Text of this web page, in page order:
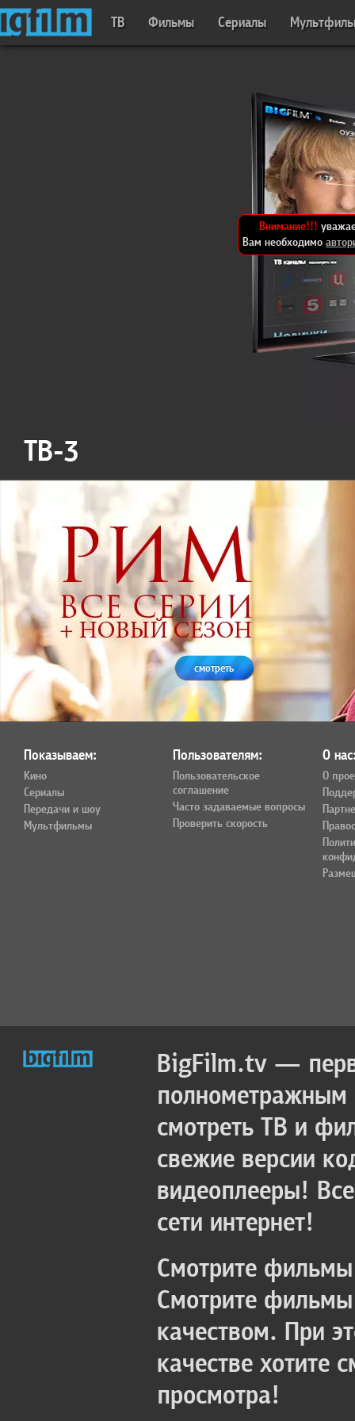
ТВ Фильмы Сериалы
Внимание!!!
Вам необходимо
ТВ-3
смотреть
Показываем:
Кино
Сериалы
Передачи и шоу
Мультфильмы
Пользователям:
Пользовательское
соглашение
Часто задаваемые вопросы
Проверить скорость
О
О
BigFilm.tv —
полнометражным
смотреть ТВ и
свежие версии
видеоплееры!
сети интернет!
Смотрите
Смотрите
качеством. При
качестве хотите
просмотра!